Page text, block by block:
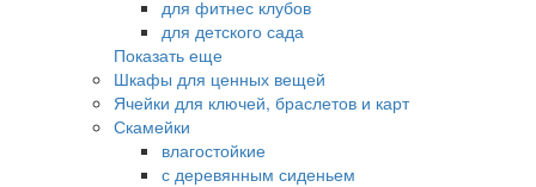
для фитнес клубов
для детского сада
Показать еще
Шкафы для ценных вещей
Ячейки для ключей, браслетов и карт
Скамейки
влагостойкие
с деревянным сиденьем